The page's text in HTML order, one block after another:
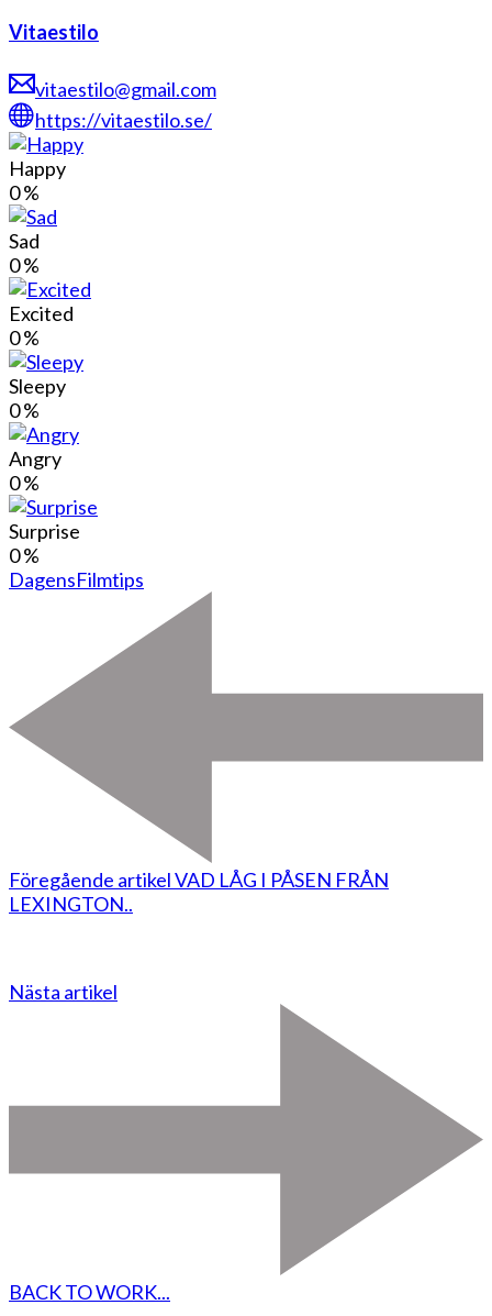
Vitaestilo
vitaestilo@gmail.com
https://vitaestilo.se/
Happy
0%
Sad
0%
Excited
0%
Sleepy
0%
Angry
0%
Surprise
0%
DagensFilmtips
Föregående artikelVAD LÅG I PÅSEN FRÅN
LEXINGTON..
Nästa artikel
BACK TO WORK...